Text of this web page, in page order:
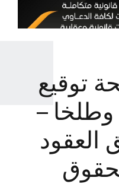
توقيع
–
العقود